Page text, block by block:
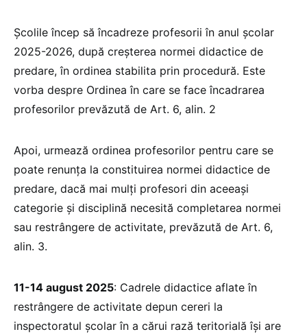
Școlile încep să încadreze profesorii în anul școlar
2025-2026, după creșterea normei didactice de
predare, în ordinea stabilita prin procedură. Este
vorba despre Ordinea în care se face încadrarea
profesorilor prevăzută de Art. 6, alin. 2
Apoi, urmează ordinea profesorilor pentru care se
poate renunța la constituirea normei didactice de
predare, dacă mai mulți profesori din aceeași
categorie și disciplină necesită completarea normei
sau restrângere de activitate, prevăzută de Art. 6,
alin. 3.
11-14 august 2025: Cadrele didactice aflate în
restrângere de activitate depun cereri la
inspectoratul școlar în a cărui rază teritorială își are